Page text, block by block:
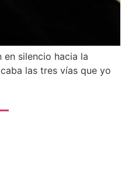
silencio hacia la
las tres vías que yo